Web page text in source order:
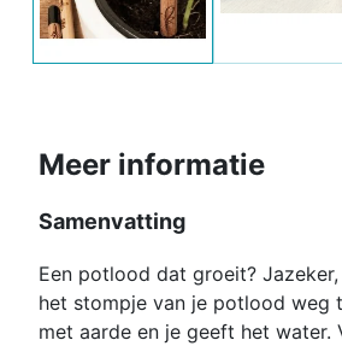
Meer informatie
Samenvatting
Een potlood dat groeit?
het stompje van je potlood weg
met aarde en je geeft het water.